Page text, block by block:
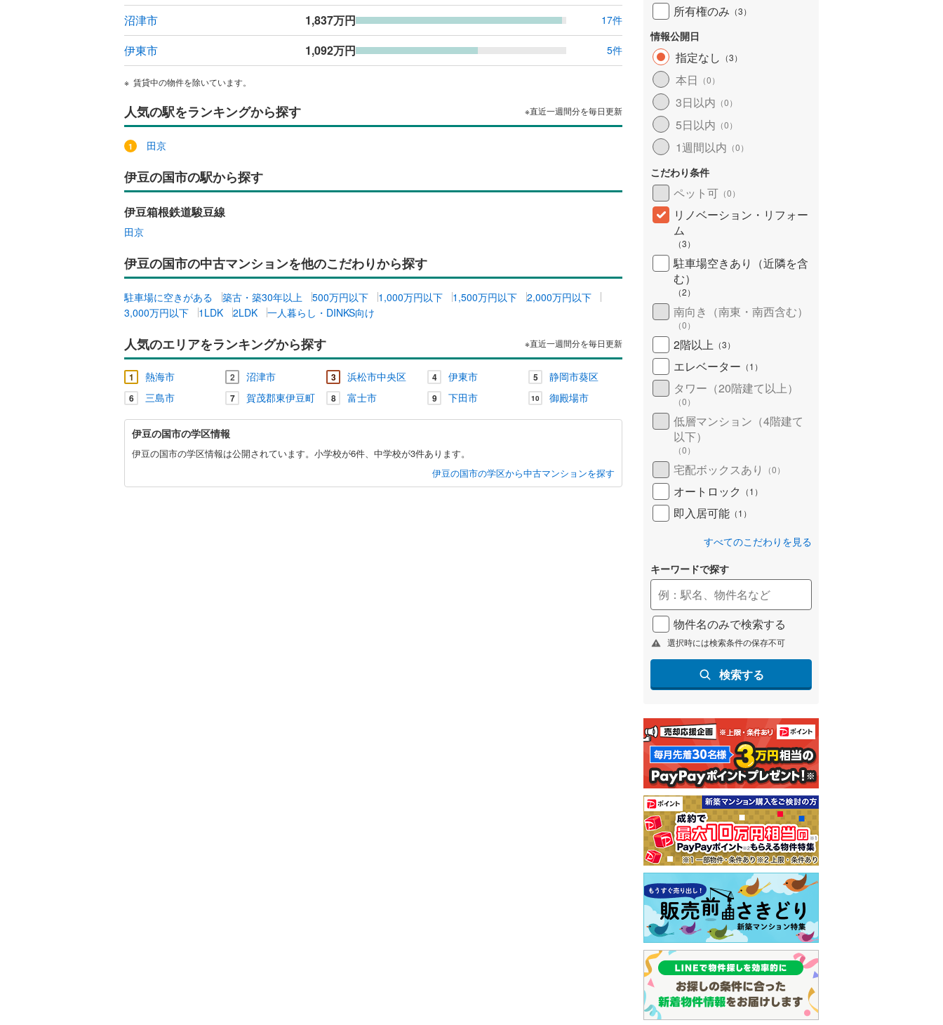
沼津市 1,837万円 17件
伊東市 1,092万円 5件
賃貸中の物件を除いています。
人気の駅をランキングから探す ※直近一週間分を毎日更新
田京
伊豆の国市の駅から探す
伊豆箱根鉄道駿豆線
田京
伊豆の国市の中古マンションを他のこだわりから探す
駐車場に空きがある 築古・築30年以上 500万円以下 1,000万円以下 1,500万円以下
2,000万円以下
3,000万円以下
1LDK 2LDK 一人暮らし・DINKS向け
人気のエリアをランキングから探す ※直近一週間分を毎日更新
1 熱海市 2 沼津市 3 浜松市中央区 4 伊東市 5 静岡市葵区
6 三島市 7 賀茂郡東伊豆町 8 富士市 9 下田市 10 御殿場市
伊
豆
の
伊豆の国市の学区情報
伊豆の国市の学区情報は公開されています。小学校が6件、中学校が3件あります。
伊豆の国市の学区から中古マンションを探す
所有権のみ （3）
情報公開日
指定なし （3）
本日 （0）
3日以内 （0）
5日以内 （0）
1週間以内 （0）
こだわり条件
ペット可 （0）
リノベーション・リフォー
ム
（3）
駐車場空きあり（近隣を含
む）
（2）
南向き（南東・南西含む）
（0）
2階以上 （3）
エレベーター （1 ）
タワー（20階建て以上）
（0）
低層マンション（4階建て
以下）
（0）
宅配ボックスあり （0）
オートロック （1 ）
即入居可能 （1 ）
すべてのこだわりを見る
キーワードで探す
物件名のみで検索する
選択時には検索条件の保存不可
検索する